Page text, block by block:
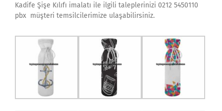
Kadife Şişe Kılıfı imalatı ile ilgili taleplerinizi 0212 5450110
pbx müşteri temsilcilerimize ulaşabilirsiniz.